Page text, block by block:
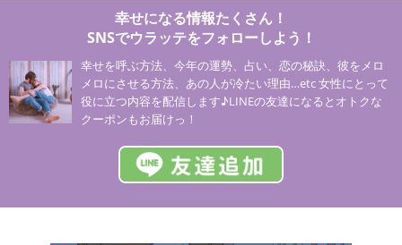
幸せになる情報たくさん！
SNSでウラッテをフォローしよう！
幸せを呼ぶ方法、今年の運勢、占い、恋の秘訣、彼をメロ
メロにさせる方法、あの人が冷たい理由…etc 女性にとって
役に立つ内容を配信します♪LINEの友達になるとオトクな
クーポンもお届けっ！